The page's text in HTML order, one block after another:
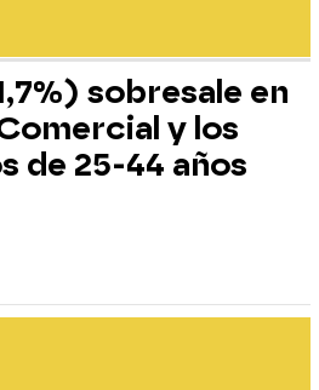
sobresale en
y los
de 25-44 años